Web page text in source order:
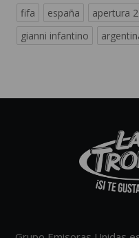
fifa
españa apertura
gianni infantino